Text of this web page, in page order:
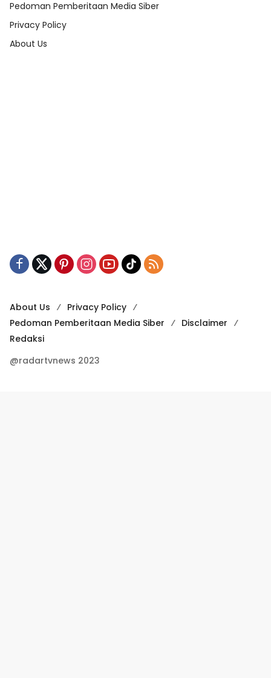
Pedoman Pemberitaan Media Siber
Privacy Policy
About Us
About Us
Privacy Policy
Pedoman Pemberitaan Media Siber
Disclaimer
Redaksi
@radartvnews 2023